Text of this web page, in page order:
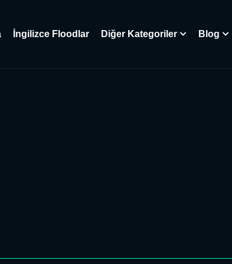
İngilizce Floodlar Diğer Kategoriler Blog